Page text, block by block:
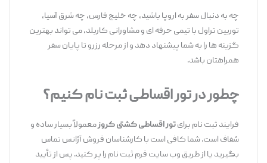
چه به دنبال سفر به اروپا باشید، چه خلیج ‌فارس، چه شرق آسیا،
توربین تراول با تیمی حرفه ‌ای و مشاورانی کاربلد، می ‌تواند بهترین
گزینه‌ ها را به شما پیشنهاد دهد و از مرحله رزرو تا پایان سفر
همراهتان باشد.
چطور در تور اقساطی ثبت ‌نام کنیم؟
فرایند ثبت ‌نام برایتور اقساطی کشتی کروزمعمولاً بسیار ساده و
شفاف است. شما کافی است با کارشناسان فروش آژانس تماس
بگیرید یا از طریق وب‌ سایت فرم ثبت ‌نام را پر کنید. پس از تأیید